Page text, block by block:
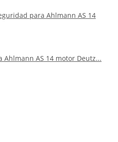
para Ahlmann AS 14